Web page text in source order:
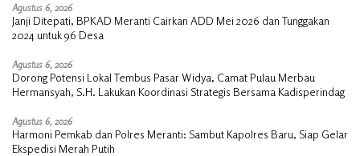
Agustus 6, 2026
Janji Ditepati, BPKAD Meranti Cairkan ADD Mei 2026 dan Tunggakan
2024 untuk 96 Desa
Agustus 6, 2026
Dorong Potensi Lokal Tembus Pasar Widya, Camat Pulau Merbau
Hermansyah, S.H. Lakukan Koordinasi Strategis Bersama Kadisperindag
Agustus 6, 2026
Harmoni Pemkab dan Polres Meranti: Sambut Kapolres Baru, Siap Gelar
Ekspedisi Merah Putih